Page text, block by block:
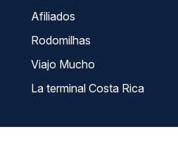
Afiliados
Rodomilhas
Viajo Mucho
La terminal Costa Rica